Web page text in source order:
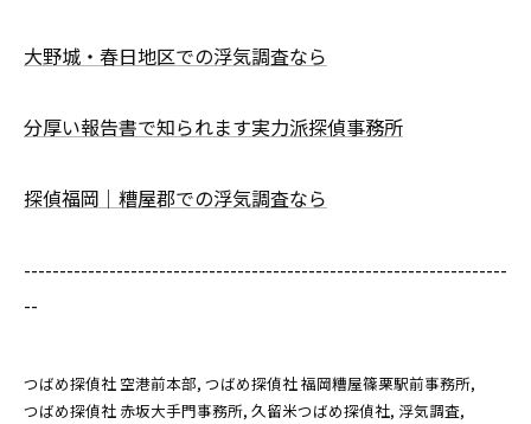
大野城・春日地区での浮気調査なら
分厚い報告書で知られます実力派探偵事務所
探偵福岡｜糟屋郡での浮気調査なら
--------------------------------------------------------------------
--
つばめ探偵社 空港前本部 つばめ探偵社 福岡糟屋篠栗駅前事務所
つばめ探偵社 赤坂大手門事務所 久留米つばめ探偵社 浮気調査